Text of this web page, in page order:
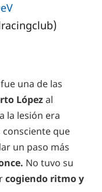
una de las
Lópezal
la lesión era
consciente que
un paso más
No tuvo su
cogiendo ritmo y